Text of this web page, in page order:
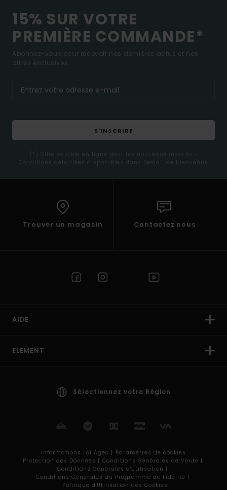
15% SUR VOTRE
PREMIÈRE COMMANDE*
Abonnez-vous pour recevoir nos dernières actus et nos
offres exclusives.
S'INSCRIRE
(*) Offre valable en ligne pour les nouveaux inscrits -
Conditions détaillées disponibles dans l'email de bienvenue
Trouver un magasin Contactez nous
AIDE
ELEMENT
Sélectionnez votre Région
Informations Loi Agec | Paramètres de cookies
Protection des Données | Conditions Générales de Vente |
Conditions Générales d'Utilisation |
Conditions Générales du Programme de Fidélité |
Politique d'Utilisation des Cookies